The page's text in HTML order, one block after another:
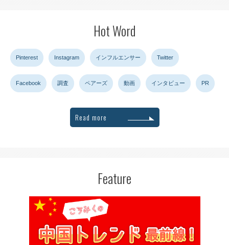
Hot Word
Pinterest Instagram インフルエンサー Twitter
Facebook 調査 ペアーズ 動画 インタビュー PR
Read more
Feature